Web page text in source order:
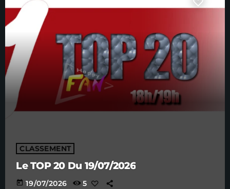
CLASSEMENT
Le TOP 20 Du 19/07/2026
today 19/07/2026 5